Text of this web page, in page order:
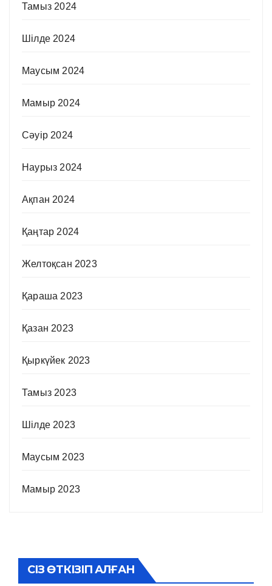
Тамыз 2024
Шілде 2024
Маусым 2024
Мамыр 2024
Сәуір 2024
Наурыз 2024
Ақпан 2024
Қаңтар 2024
Желтоқсан 2023
Қараша 2023
Қазан 2023
Қыркүйек 2023
Тамыз 2023
Шілде 2023
Маусым 2023
Мамыр 2023
СІЗ ӨТКІЗІП АЛҒАН